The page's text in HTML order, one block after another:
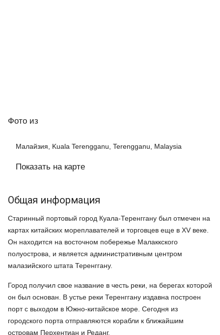
Фото из
Малайзия, Kuala Terengganu, Terengganu, Malaysia
Показать на карте
Общая информация
Старинный портовый город Куала-Теренггану был отмечен на
картах китайских мореплавателей и торговцев еще в XV веке.
Он находится на восточном побережье Малаккского
полуострова, и является административным центром
малазийского штата Теренггану.
Город получил свое название в честь реки, на берегах которой
он был основан. В устье реки Теренггану издавна построен
порт с выходом в Южно-китайское море. Сегодня из
городского порта отправляются корабли к ближайшим
островам Перхентиан и Реданг.